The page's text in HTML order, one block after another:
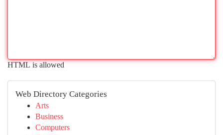
HTML is allowed
Web Directory Categories
Arts
Business
Computers